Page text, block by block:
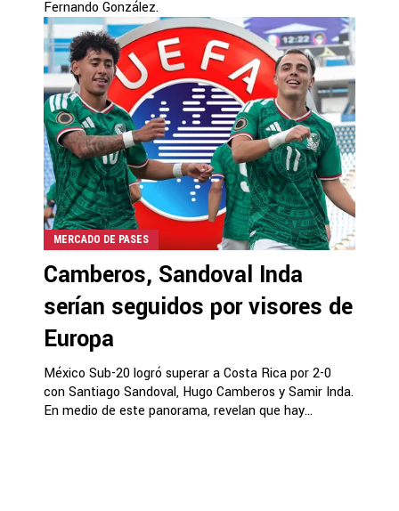
Fernando González.
MERCADO DE PASES
Camberos, Sandoval Inda
serían seguidos por visores de
Europa
México Sub-20 logró superar a Costa Rica por 2-0
con Santiago Sandoval, Hugo Camberos y Samir Inda.
En medio de este panorama, revelan que hay...